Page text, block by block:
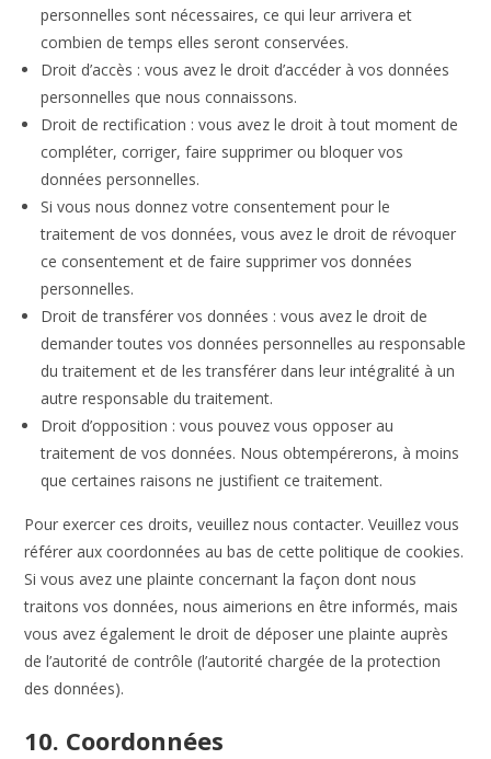
personnelles sont nécessaires, ce qui leur arrivera et
combien de temps elles seront conservées.
Droit d’accès : vous avez le droit d’accéder à vos données
personnelles que nous connaissons.
Droit de rectification : vous avez le droit à tout moment de
compléter, corriger, faire supprimer ou bloquer vos
données personnelles.
Si vous nous donnez votre consentement pour le
traitement de vos données, vous avez le droit de révoquer
ce consentement et de faire supprimer vos données
personnelles.
Droit de transférer vos données : vous avez le droit de
demander toutes vos données personnelles au responsable
du traitement et de les transférer dans leur intégralité à un
autre responsable du traitement.
Droit d’opposition : vous pouvez vous opposer au
traitement de vos données. Nous obtempérerons, à moins
que certaines raisons ne justifient ce traitement.
Pour exercer ces droits, veuillez nous contacter. Veuillez vous
référer aux coordonnées au bas de cette politique de cookies.
Si vous avez une plainte concernant la façon dont nous
traitons vos données, nous aimerions en être informés, mais
vous avez également le droit de déposer une plainte auprès
de l’autorité de contrôle (l’autorité chargée de la protection
des données).
10. Coordonnées